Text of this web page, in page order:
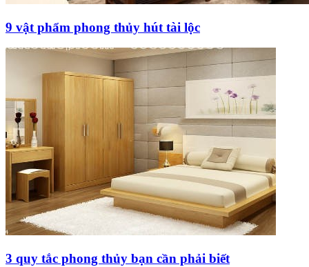
9 vật phẩm phong thủy hút tài lộc
3 quy tắc phong thủy bạn cần phải biết